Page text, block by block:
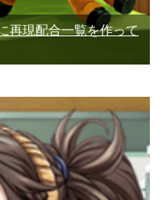
再現配合一覧を作って